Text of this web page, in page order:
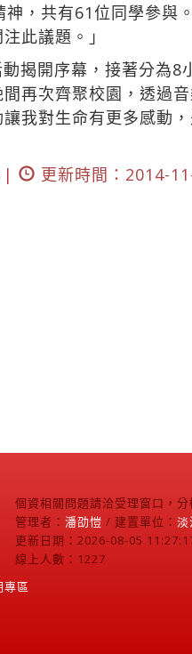
，共有61位同學參與
此議題。」
揭開序幕，接著分為8
再次齊聚校園，透過
我對生命有更多感動
|
更新時間：2014-
個資相關問題請洽受理窗口，
管理者： 潘劭愷 / 建置單位： 淡
更新日期：2026-08-05
線上人數：1227
專區